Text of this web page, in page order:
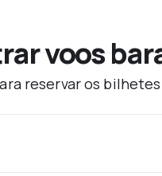
voos
reservar os